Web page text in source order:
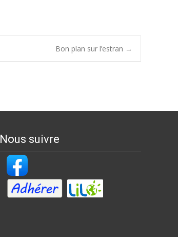
Bon plan sur l’estran →
Nous suivre